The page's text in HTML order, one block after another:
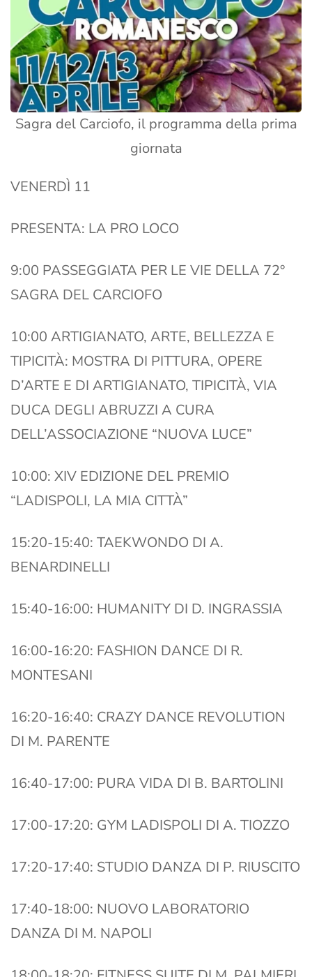
Sagra del Carciofo, il programma della prima
giornata
VENERDÌ 11
PRESENTA: LA PRO LOCO
9:00 PASSEGGIATA PER LE VIE DELLA 72°
SAGRA DEL CARCIOFO
10:00 ARTIGIANATO, ARTE, BELLEZZA E
TIPICITÀ: MOSTRA DI PITTURA, OPERE
D’ARTE E DI ARTIGIANATO, TIPICITÀ, VIA
DUCA DEGLI ABRUZZI A CURA
DELL’ASSOCIAZIONE “NUOVA LUCE”
10:00: XIV EDIZIONE DEL PREMIO
“LADISPOLI, LA MIA CITTÀ”
15:20-15:40: TAEKWONDO DI A.
BENARDINELLI
15:40-16:00: HUMANITY DI D. INGRASSIA
16:00-16:20: FASHION DANCE DI R.
MONTESANI
16:20-16:40: CRAZY DANCE REVOLUTION
DI M. PARENTE
16:40-17:00: PURA VIDA DI B. BARTOLINI
17:00-17:20: GYM LADISPOLI DI A. TIOZZO
17:20-17:40: STUDIO DANZA DI P. RIUSCITO
17:40-18:00: NUOVO LABORATORIO
DANZA DI M. NAPOLI